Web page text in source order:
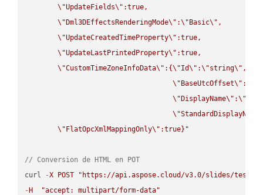
\"UpdateFields\" :true,
\" Dml3DEffectsRenderingMode\" :\" Basic\" ,
\"UpdateCreatedTimeProperty\" :true,
\"UpdateLastPrintedProperty\" :true,
\"CustomTimeZoneInfoData\" :{\"Id\" :\"string\" ,
\" BaseUtcOffset\" :
\" DisplayName\" :\"
\"StandardDisplayName
\" FlatOpcXmlMappingOnly\" :true}"
// Conversion de HTML en POT
curl
-X POST
"https://api.aspose.cloud/v3.0/slides/test-
- H
"accept: multipart/form-data"